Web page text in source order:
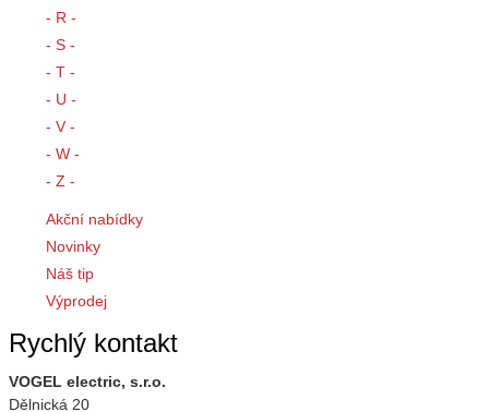
- R -
- S -
- T -
- U -
- V -
- W -
- Z -
Akční nabídky
Novinky
Náš tip
Výprodej
Rychlý kontakt
VOGEL electric, s.r.o.
Dělnická 20